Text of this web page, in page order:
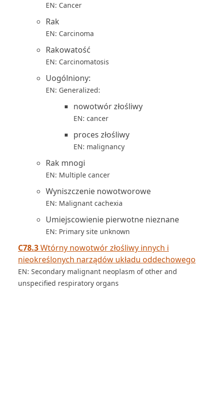
EN: Cancer
Rak
EN: Carcinoma
Rakowatość
EN: Carcinomatosis
Uogólniony:
EN: Generalized:
nowotwór złośliwy
EN: cancer
proces złośliwy
EN: malignancy
Rak mnogi
EN: Multiple cancer
Wyniszczenie nowotworowe
EN: Malignant cachexia
Umiejscowienie pierwotne nieznane
EN: Primary site unknown
C78.3Wtórny nowotwór złośliwy innych i
nieokreślonych narządów układu oddechowego
EN: Secondary malignant neoplasm of other and
unspecified respiratory organs